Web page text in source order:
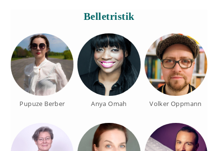
Belletristik
Pupuze Berber Anya Omah Volker Oppmann